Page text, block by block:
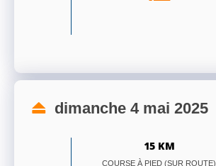
dimanche 4 mai 2025
15 KM
COURSE À PIED (SUR ROUTE)